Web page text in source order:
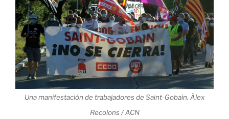
Una manifestación de trabajadores de Saint-Gobain. Àlex
Recolons / ACN